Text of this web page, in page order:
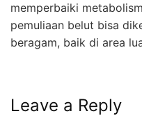
memperbaiki
pemuliaan belut bisa
beragam, baik di area
Leave a Reply